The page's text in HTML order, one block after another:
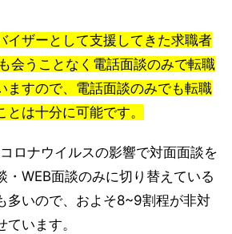
イザーとして支援してきた求職者
会うことなく電話面談のみで転職
ますので、電話面談のみでも転職
は十分に可能です。
ロナウイルスの影響で対面面談を
・WEB面談のみに切り替えている
多いので、およそ8~9割程が非対
います。